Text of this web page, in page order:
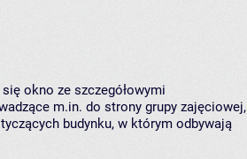
okno ze szczegółowymi
m.in. do strony grupy zajęciowej,
budynku, w którym odbywają